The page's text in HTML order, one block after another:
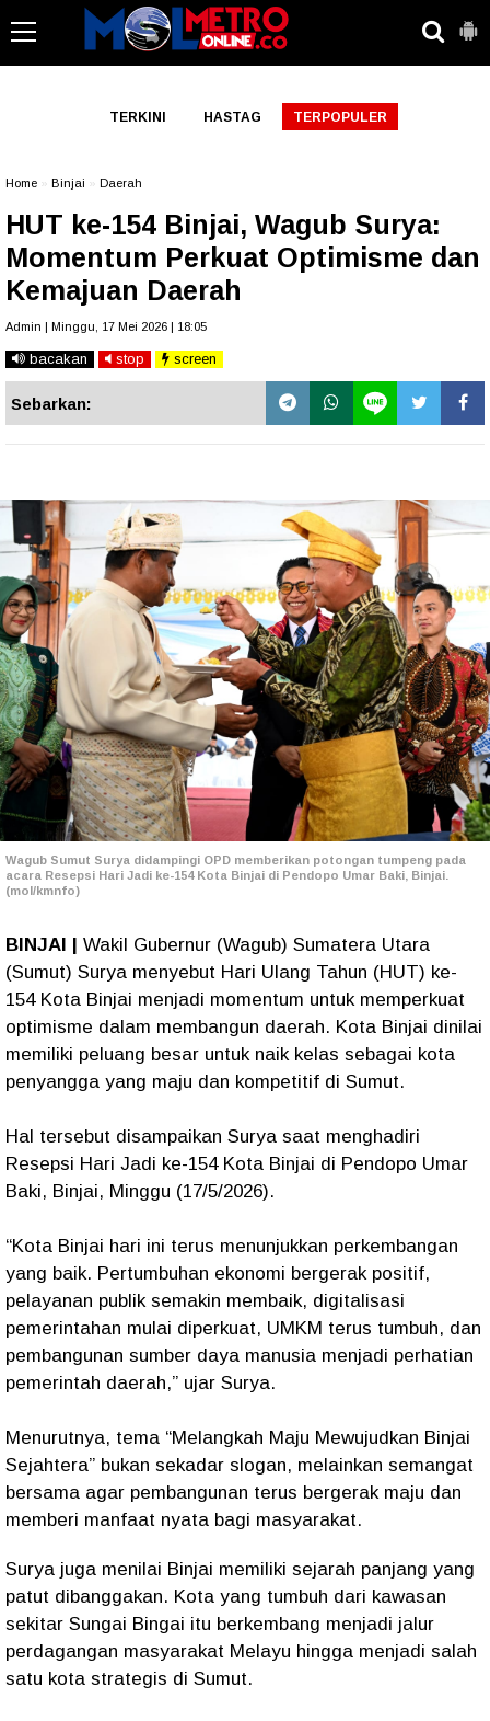
TERKINI HASTAG TERPOPULER
Home Binjai Daerah
HUT ke-154 Binjai, Wagub Surya:
Momentum Perkuat Optimisme dan
Kemajuan Daerah
Admin | Minggu, 17 Mei 2026 | 18:05
bacakan stop screen
Sebarkan:
Wagub Sumut Surya didampingi OPD memberikan potongan tumpeng pada
acara Resepsi Hari Jadi ke-154 Kota Binjai di Pendopo Umar Baki, Binjai.
(mol/kmnfo)
BINJAI | Wakil Gubernur (Wagub) Sumatera Utara
(Sumut) Surya menyebut Hari Ulang Tahun (HUT) ke-
154 Kota Binjai menjadi momentum untuk memperkuat
optimisme dalam membangun daerah. Kota Binjai dinilai
memiliki peluang besar untuk naik kelas sebagai kota
penyangga yang maju dan kompetitif di Sumut.
Hal tersebut disampaikan Surya saat menghadiri
Resepsi Hari Jadi ke-154 Kota Binjai di Pendopo Umar
Baki, Binjai, Minggu (17/5/2026).
“Kota Binjai hari ini terus menunjukkan perkembangan
yang baik. Pertumbuhan ekonomi bergerak positif,
pelayanan publik semakin membaik, digitalisasi
pemerintahan mulai diperkuat, UMKM terus tumbuh, dan
pembangunan sumber daya manusia menjadi perhatian
pemerintah daerah,” ujar Surya.
Menurutnya, tema “Melangkah Maju Mewujudkan Binjai
Sejahtera” bukan sekadar slogan, melainkan semangat
bersama agar pembangunan terus bergerak maju dan
memberi manfaat nyata bagi masyarakat.
Surya juga menilai Binjai memiliki sejarah panjang yang
patut dibanggakan. Kota yang tumbuh dari kawasan
sekitar Sungai Bingai itu berkembang menjadi jalur
perdagangan masyarakat Melayu hingga menjadi salah
satu kota strategis di Sumut.